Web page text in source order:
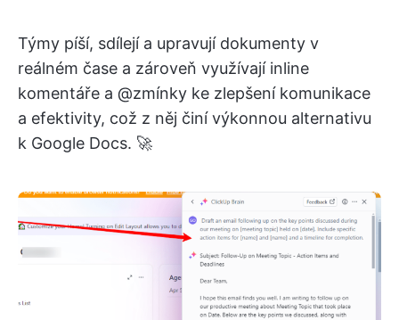
Týmy píší, sdílejí a upravují dokumenty v
reálném čase a zároveň využívají inline
komentáře a @zmínky ke zlepšení komunikace
a efektivity, což z něj činí výkonnou alternativu
k Google Docs. 🚀